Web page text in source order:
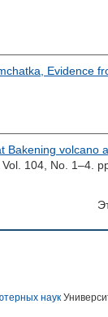
Evidence
Bakening
104, No. 1–4.
наук